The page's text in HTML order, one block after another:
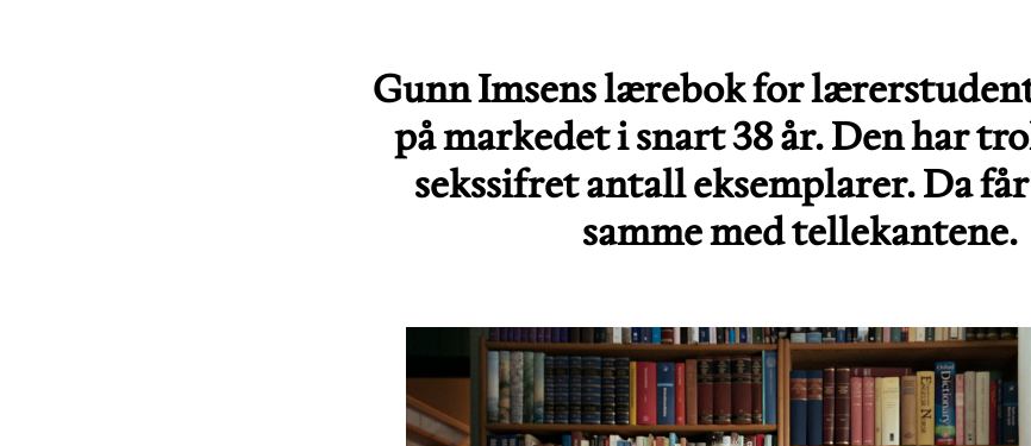
Gunn Imsens lærebok for
på markedet i snart 38 år. Den har
sekssifret antall eksemplarer. Da
samme med tellekantene.